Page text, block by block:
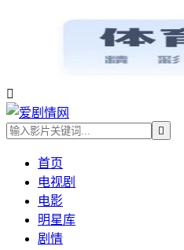


首页
电视剧
电影
明星库
剧情